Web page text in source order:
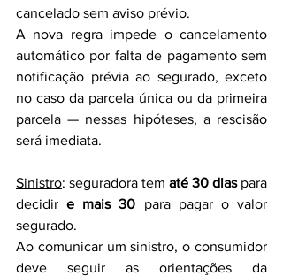
cancelado sem aviso prévio.
A nova regra impede o cancelamento
automático por falta de pagamento sem
notificação prévia ao segurado, exceto
no caso da parcela única ou da primeira
parcela — nessas hipóteses, a rescisão
será imediata.
Sinistro: seguradora tem até 30 dias para
decidir e mais 30 para pagar o valor
segurado.
Ao comunicar um sinistro, o consumidor
deve seguir as orientações da